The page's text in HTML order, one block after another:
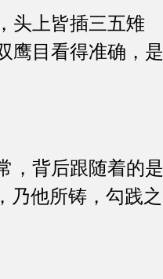
头上皆插三五雉
鹰目看得准确，是
背后跟随着的是
乃他所铸，勾践之